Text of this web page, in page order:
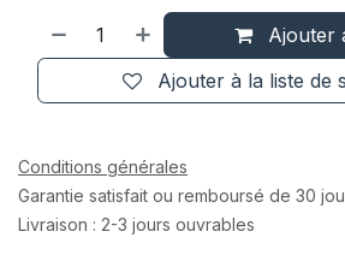
Ajouter
Ajouter à la liste de
Conditions générales
Garantie satisfait ou remboursé de 30
Livraison : 2-3 jours ouvrables